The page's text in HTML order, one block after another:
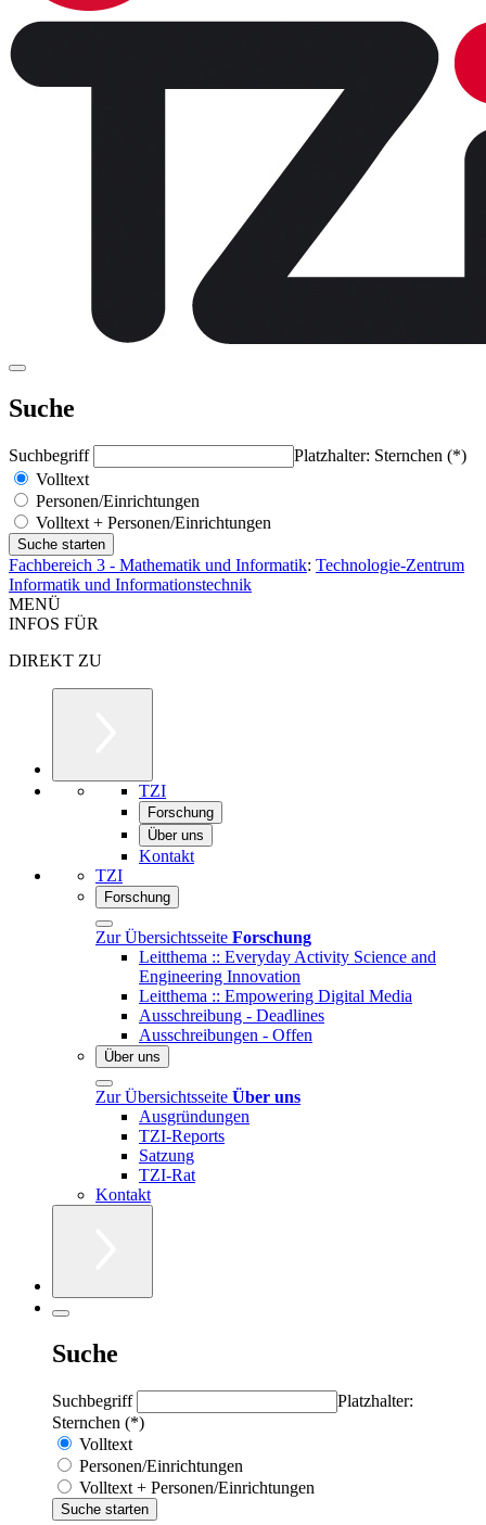
Suche
Suchbegriff
Platzhalter: Sternchen (*)
Volltext
Personen/Einrichtungen
Volltext + Personen/Einrichtungen
Fachbereich 3 - Mathematik und Informatik: Technologie-Zentrum
Informatik und Informationstechnik
MENÜ
INFOS FÜR
DIREKT ZU
TZI
Forschung
Über uns
Kontakt
TZI
Forschung
Zur Übersichtsseite Forschung
Leitthema :: Everyday Activity Science and
Engineering Innovation
Leitthema :: Empowering Digital Media
Ausschreibung - Deadlines
Ausschreibungen - Offen
Über uns
Zur Übersichtsseite Über uns
Ausgründungen
TZI-Reports
Satzung
TZI-Rat
Kontakt
Suche
Suchbegriff
Platzhalter:
Sternchen (*)
Volltext
Personen/Einrichtungen
Volltext + Personen/Einrichtungen